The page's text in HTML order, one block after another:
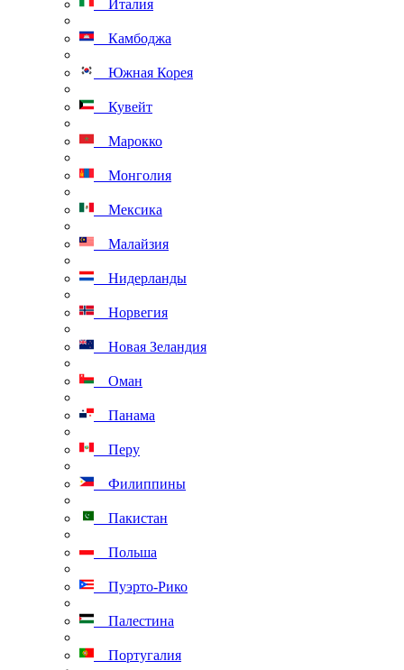
Италия
Камбоджа
Южная Корея
Кувейт
Марокко
Монголия
Мексика
Малайзия
Нидерланды
Норвегия
Новая Зеландия
Оман
Панама
Перу
Филиппины
Пакистан
Польша
Пуэрто-Рико
Палестина
Португалия